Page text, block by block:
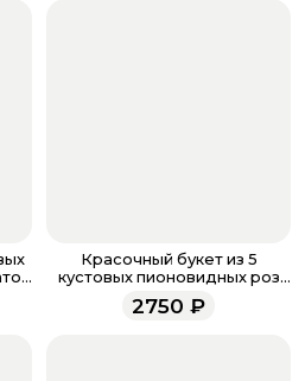
телефона
8 (927) 936-71-86
или
+7 937 333-66-53. Наши
ежедневно с 9.00 до 23.00 и
вас.
Красочный букет из 5
кустовых пионовидных роз
"Летняя роза" (5)
2750 ₽